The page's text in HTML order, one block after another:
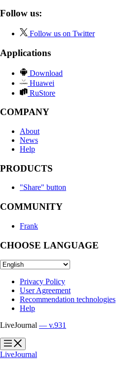
Follow us:
Follow us on Twitter
Applications
Download
Huawei
RuStore
COMPANY
About
News
Help
PRODUCTS
"Share" button
COMMUNITY
Frank
CHOOSE LANGUAGE
Privacy Policy
User Agreement
Recommendation technologies
Help
LiveJournal — v.931
?
?
LiveJournal